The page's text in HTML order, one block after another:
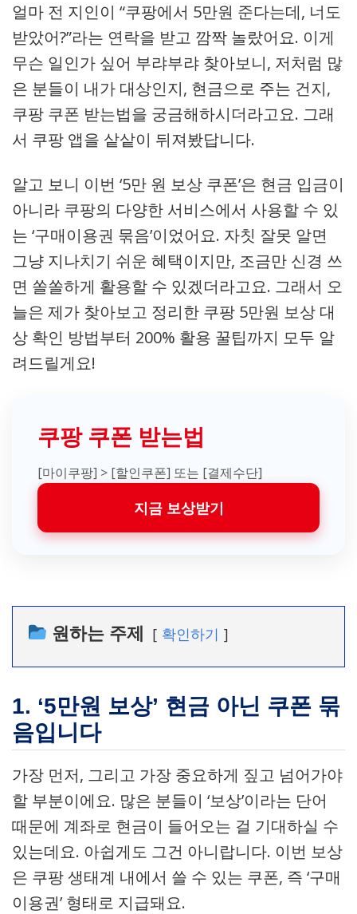
얼마 전 지인이 “쿠팡에서 5만원 준다는데, 너도
받았어?”라는 연락을 받고 깜짝 놀랐어요. 이게
무슨 일인가 싶어 부랴부랴 찾아보니, 저처럼 많
은 분들이 내가 대상인지, 현금으로 주는 건지,
쿠팡 쿠폰 받는법을 궁금해하시더라고요. 그래
서 쿠팡 앱을 샅샅이 뒤져봤답니다.
알고 보니 이번 ‘5만 원 보상 쿠폰’은 현금 입금이
아니라 쿠팡의 다양한 서비스에서 사용할 수 있
는 ‘구매이용권 묶음’이었어요. 자칫 잘못 알면
그냥 지나치기 쉬운 혜택이지만, 조금만 신경 쓰
면 쏠쏠하게 활용할 수 있겠더라고요. 그래서 오
늘은 제가 찾아보고 정리한 쿠팡 5만원 보상 대
상 확인 방법부터 200% 활용 꿀팁까지 모두 알
려드릴게요!
쿠팡 쿠폰 받는법
[마이쿠팡] > [할인쿠폰] 또는 [결제수단]
지금 보상받기
원하는 주제 확인하기
1. ‘5만원 보상’ 현금 아닌 쿠폰 묶
음입니다
가장 먼저, 그리고 가장 중요하게 짚고 넘어가야
할 부분이에요. 많은 분들이 ‘보상’이라는 단어
때문에 계좌로 현금이 들어오는 걸 기대하실 수
있는데요. 아쉽게도 그건 아니랍니다. 이번 보상
은 쿠팡 생태계 내에서 쓸 수 있는 쿠폰, 즉 ‘구매
이용권’ 형태로 지급돼요.